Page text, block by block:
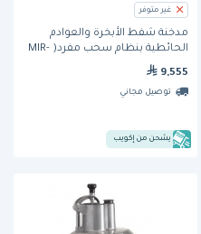
غير متوفر
مدخنة شفط الأبخرة والعوادم
الحائطية بنظام سحب مفرد( MIR-
CLA-5000) من مِران
9,555
توصيل مجاني
يشحن من إكويب